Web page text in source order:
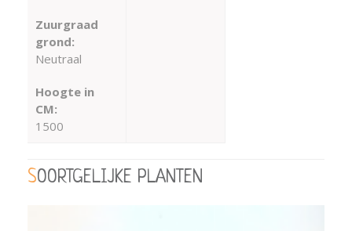
Zuurgraad
grond:
Neutraal
Hoogte in
CM:
1500
SOORTGELIJKE PLANTEN